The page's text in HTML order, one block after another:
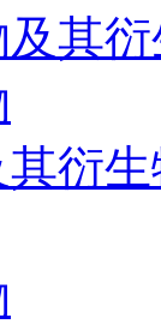
其
衍